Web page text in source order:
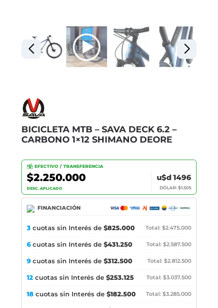
BICICLETA MTB – SAVA DECK 6.2 –
CARBONO 1×12 SHIMANO DEORE
EFECTIVO / TRANSFERENCIA
$2.250.000
DESC. APLICADO
u$d 1496
DÓLAR: $1.505
FINANCIACIÓN
3 cuotas sin Interés de $825.000 Total: $2.475.000
6cuotas sin Interés de $431.250 Total: $2.587.500
9 cuotas sin Interés de $312.500 Total: $2.812.500
12 cuotas sin Interés de $253.125 Total: $3.037.500
18 cuotas sin Interés de $182.500 Total: $3.285.000